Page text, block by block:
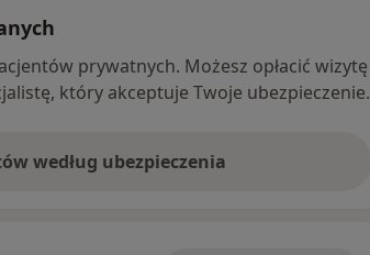
prywatnych. Możesz opłacić wizytę
który akceptuje Twoje ubezpieczenie.
według ubezpieczenia